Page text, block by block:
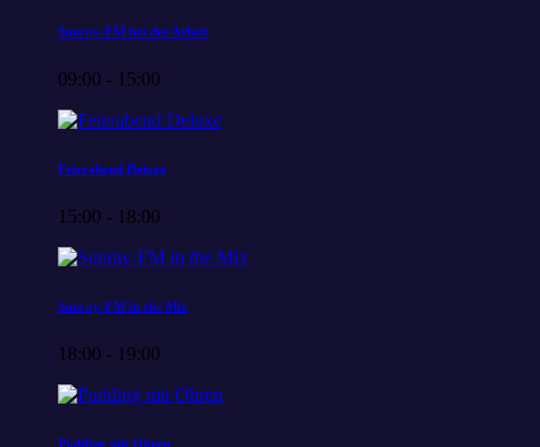
Sunray-FM bei der Arbeit
09:00 - 15:00
Feierabend Deluxe
15:00 - 18:00
Sunray-FM in the Mix
18:00 - 19:00
Pudding mit Ohren